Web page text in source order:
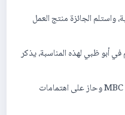
واستلم الجائزة منتج العمل
ظبي لھذه المناسبة، یذكر
قد حقق أعلى نسب مشاھدة على خارطة MBC وحاز على اھتمامات